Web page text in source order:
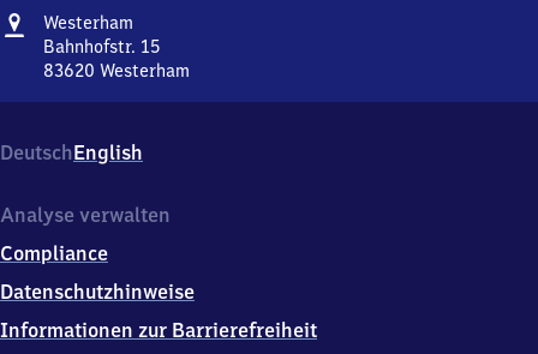
Adresse
Westerham
Bahnhofstr. 15
83620 Westerham
15,
8
6
0
Westerham
DeutschEnglish
Analyse verwalten
Compliance
Datenschutzhinweise
Informationen zur Barrierefreiheit